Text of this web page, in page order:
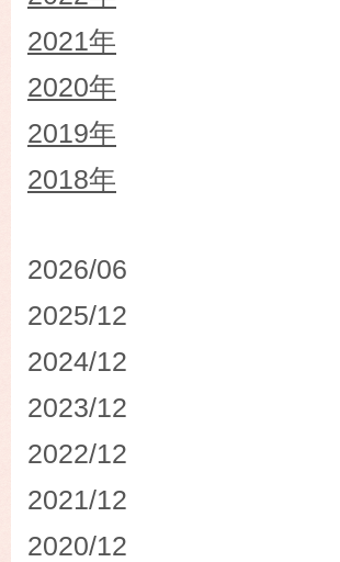
2021年
2020年
2019年
2018年
2026/06
2025/12
2024/12
2023/12
2022/12
2021/12
2020/12